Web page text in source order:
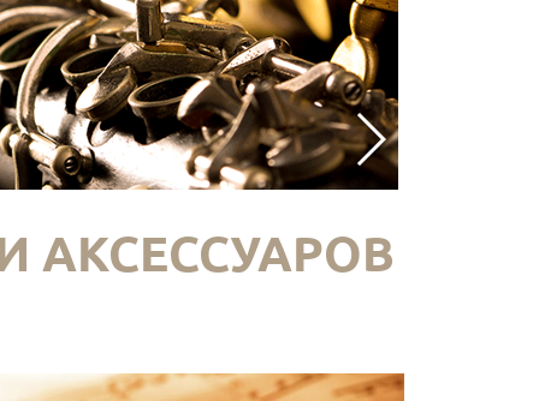
АКСЕССУАРОВ